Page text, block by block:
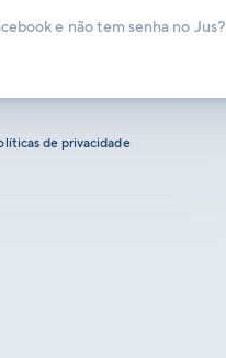
e não tem senha no Jus?
de privacidade